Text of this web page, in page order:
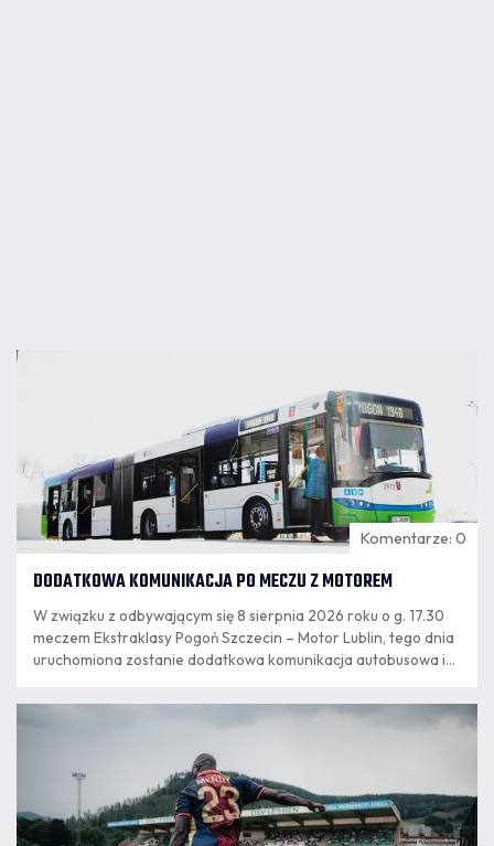
Komentarze: 0
DODATKOWA KOMUNIKACJA PO MECZU Z MOTOREM
W związku z odbywającym się 8 sierpnia 2026 roku o g. 17.30
meczem Ekstraklasy Pogoń Szczecin – Motor Lublin, tego dnia
uruchomiona zostanie dodatkowa komunikacja autobusowa i